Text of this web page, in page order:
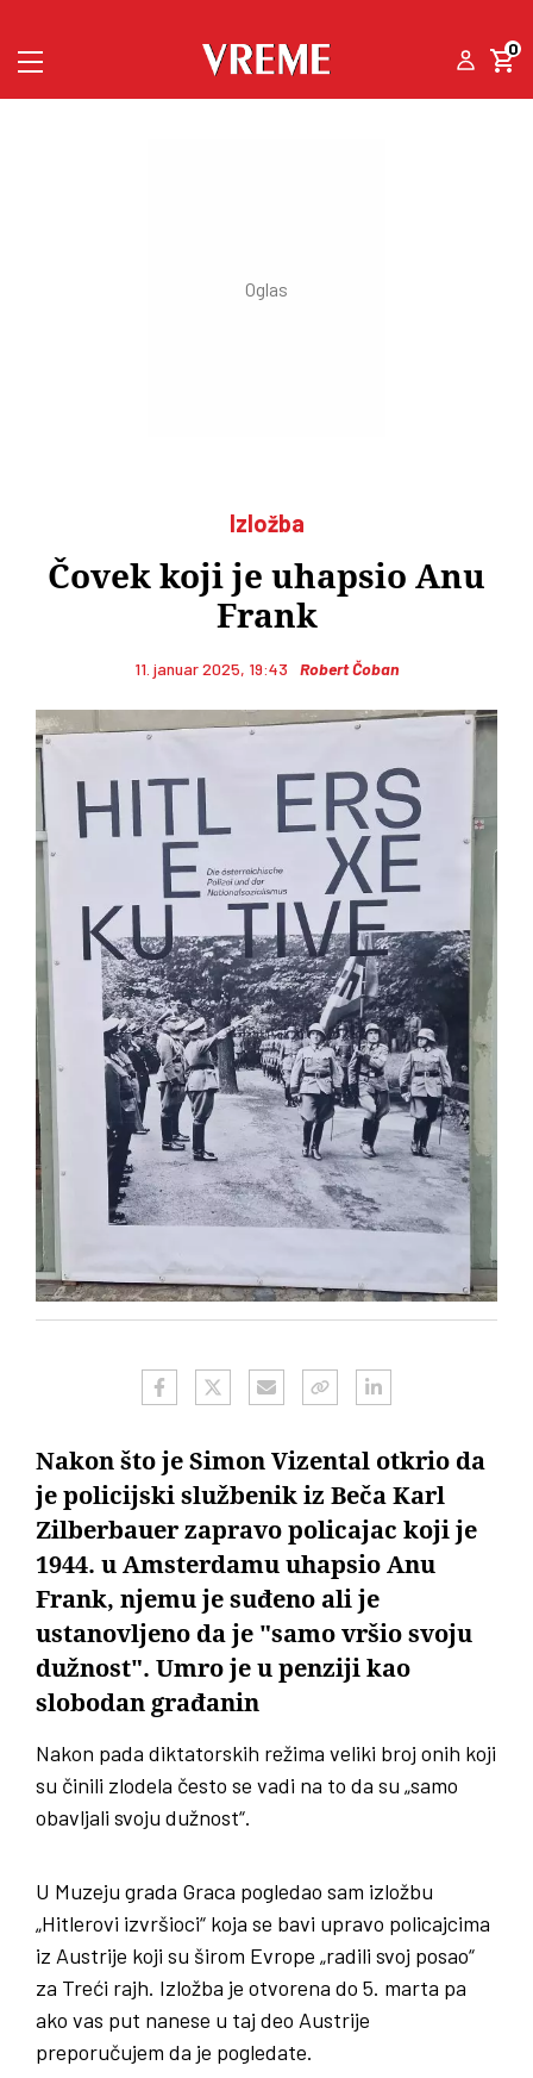
0
Izložba
Čovek koji je uhapsio Anu
Frank
11. januar 2025, 19:43 Robert Čoban
Nakon što je Simon Vizental otkrio da
je policijski službenik iz Beča Karl
Zilberbauer zapravo policajac koji je
1944. u Amsterdamu uhapsio Anu
Frank, njemu je suđeno ali je
ustanovljeno da je "samo vršio svoju
dužnost". Umro je u penziji kao
slobodan građanin
Nakon pada diktatorskih režima veliki broj onih koji
su činili zlodela često se vadi na to da su „samo
obavljali svoju dužnost“.
U Muzeju grada Graca pogledao sam izložbu
„Hitlerovi izvršioci“ koja se bavi upravo policajcima
iz Austrije koji su širom Evrope „radili svoj posao“
za Treći rajh. Izložba je otvorena do 5. marta pa
ako vas put nanese u taj deo Austrije
preporučujem da je pogledate.